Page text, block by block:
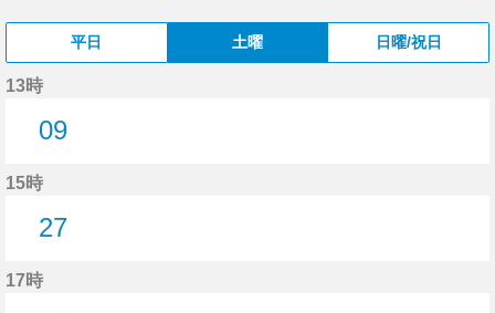
平日 土曜 日曜/祝日
13時
09
15時
27
17時